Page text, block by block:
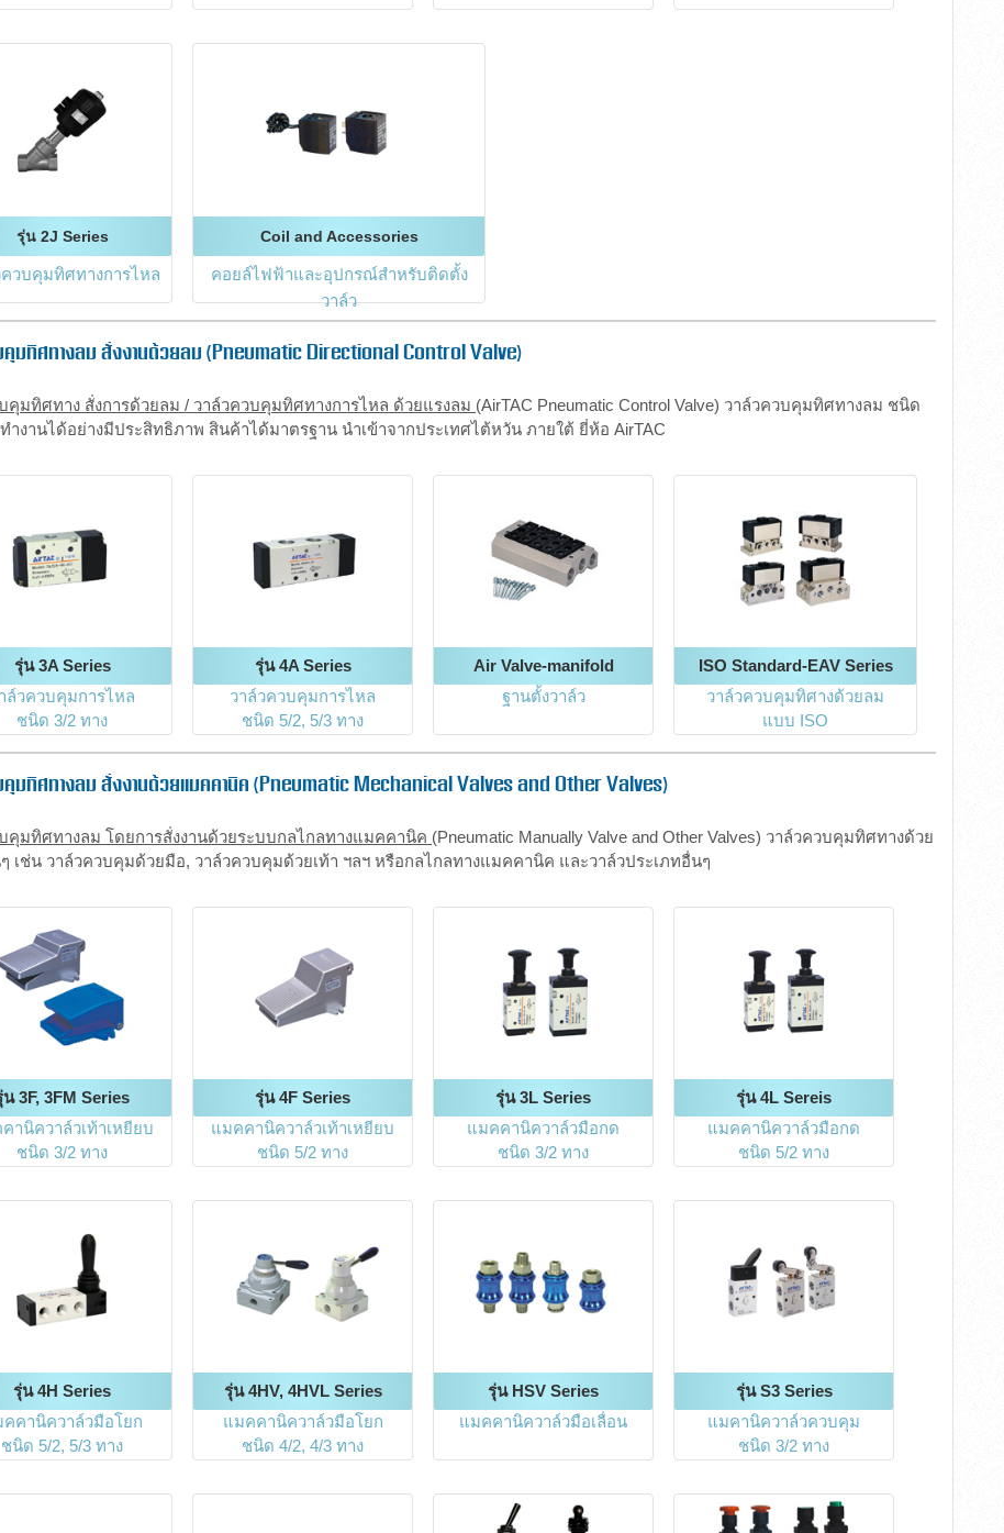
รุ่น 2J Series
ควบคุมทิศทางการไหล
Coil and Accessories
คอยล์ไฟฟ้าและอุปกรณ์สำหรับติดตั้ง
วาล์ว
คุมทิศทางลม สั่งงานด้วยลม (Pneumatic Directional Control Valve)
คุมทิศทาง สั่งการด้วยลม / วาล์วควบคุมทิศทางการไหล ด้วยแรงลม (AirTAC Pneumatic Control Valve) วาล์วควบคุมทิศทางลม ชนิด
ำงานได้อย่างมีประสิทธิภาพ สินค้าได้มาตรฐาน นำเข้าจากประเทศไต้หวัน ภายใต้ ยี่ห้อ AirTAC
รุ่น 3A Series
ล์วควบคุมการไหล
ชนิด 3/2 ทาง
รุ่น 4A Series
วาล์วควบคุมการไหล
ชนิด 5/2, 5/3 ทาง
Air Valve-manifold
ฐานตั้งวาล์ว
ISO Standard-EAV Series
วาล์วควบคุมทิศางด้วยลม
แบบ ISO
คุมทิศทางลม สั่งงานด้วยแมคคานิค (Pneumatic Mechanical Valves and Other Valves)
คุมทิศทางลม โดยการสั่งงานด้วยระบบกลไกลทางแมคคานิค (Pneumatic Manually Valve and Other Valves) วาล์วควบคุมทิศทางด้วย
เช่น วาล์วควบคุมด้วยมือ, วาล์วควบคุมด้วยเท้า ฯลฯ หรือกลไกลทางแมคคานิค และวาล์วประเภทอื่นๆ
น 3F, 3FM Series
านิควาล์วเท้าเหยียบ
ชนิด 3/2 ทาง
รุ่น 4F Series
แมคคานิควาล์วเท้าเหยียบ
ชนิด 5/2 ทาง
รุ่น 3L Series
แมคคานิควาล์วมือกด
ชนิด 3/2 ทาง
รุ่น 4L Sereis
แมคคานิควาล์วมือกด
ชนิด 5/2 ทาง
รุ่น 4H Series
คคานิควาล์วมือโยก
ชนิด 5/2, 5/3 ทาง
รุ่น 4HV, 4HVL Series
แมคคานิควาล์วมือโยก
ชนิด 4/2, 4/3 ทาง
รุ่น HSV Series
แมคคานิควาล์วมือเลื่อน
รุ่น S3 Series
แมคานิควาล์วควบคุม
ชนิด 3/2 ทาง